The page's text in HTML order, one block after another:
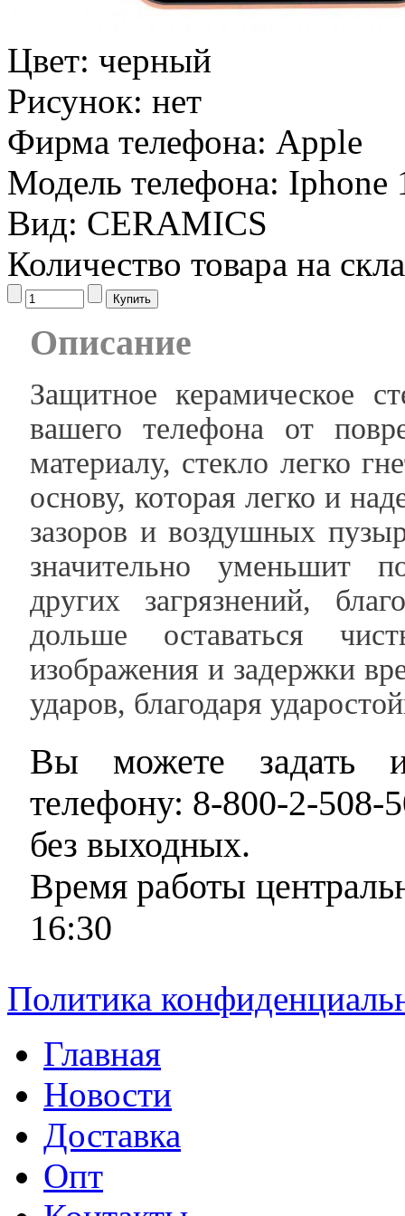
Цвет: черный
Рисунок: нет
Фирма телефона: Apple
Модель телефона: Iphone
Вид: CERAMICS
Количество товара на
Описание
Защитное керамическое
вашего телефона от
материалу, стекло легко
основу, которая легко и
зазоров и воздушных
значительно уменьшит
других загрязнений,
дольше оставаться
изображения и задержки
ударов, благодаря
Вы можете задать
телефону: 8-800-2-508-
без выходных.
Время работы
16:30
Политика
Главная
Новости
Доставка
Опт